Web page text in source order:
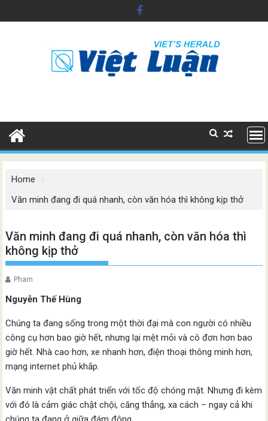
to
Home
Văn minh đang đi quá nhanh, còn văn hóa thì không kịp thở
Văn minh đang đi quá nhanh, còn văn hóa thì
không kịp thở
Pham
Nguyễn Thế Hùng
Chúng ta đang sống trong một thời đại mà con người có nhiều
công cụ hơn bao giờ hết, nhưng lại mệt mỏi và cô đơn hơn bao
giờ hết. Nhà cao hơn, xe nhanh hơn, điện thoại thông minh hơn,
mạng internet phủ khắp.
Văn minh vật chất phát triển với tốc độ chóng mặt. Nhưng đi kèm
với đó là cảm giác chật chội, căng thẳng, xa cách – ngay cả khi